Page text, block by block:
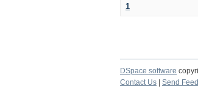
1
DSpace software
Contact Us
Send